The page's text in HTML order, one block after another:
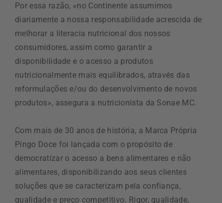
Por essa razão, «no Continente assumimos
diariamente a nossa responsabilidade acrescida de
melhorar a literacia nutricional dos nossos
consumidores, assim como garantir a
disponibilidade e o acesso a produtos
nutricionalmente mais equilibrados, através das
reformulações e/ou do desenvolvimento de novos
produtos», assegura a nutricionista da Sonae MC.
Com mais de 30 anos de história, a Marca Própria
Pingo Doce foi lançada com o propósito de
democratizar o acesso a bens alimentares e não
alimentares, disponibilizando aos seus clientes
soluções que se caracterizam pela confiança,
qualidade e preço competitivo. Rigor, qualidade,